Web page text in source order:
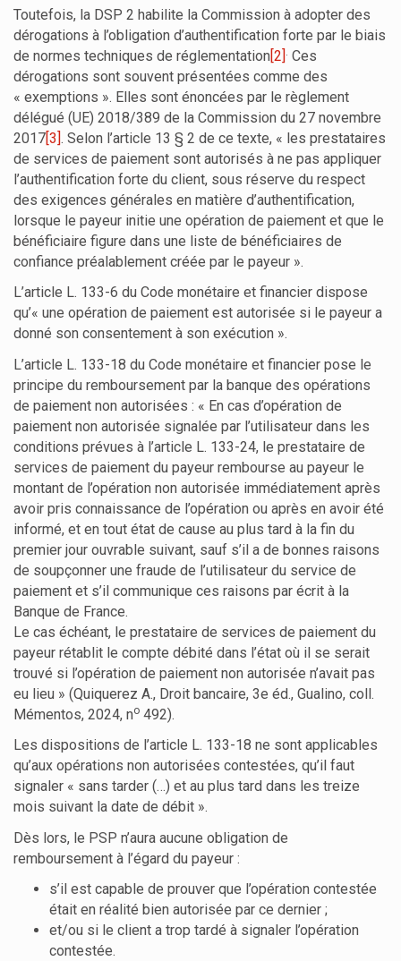
Toutefois, la DSP 2 habilite la Commission à adopter des
dérogations à l’obligation d’authentification forte par le biais
de normes techniques de réglementation[2] Ces
dérogations sont souvent présentées comme des
« exemptions ». Elles sont énoncées par le règlement
délégué (UE) 2018/389 de la Commission du 27 novembre
2017[3]. Selon l’article 13 § 2 de ce texte, « les prestataires
de services de paiement sont autorisés à ne pas appliquer
l’authentification forte du client, sous réserve du respect
des exigences générales en matière d’authentification,
lorsque le payeur initie une opération de paiement et que le
bénéficiaire figure dans une liste de bénéficiaires de
confiance préalablement créée par le payeur ».
L’article L. 133-6 du Code monétaire et financier dispose
qu’« une opération de paiement est autorisée si le payeur a
donné son consentement à son exécution ».
L’article L. 133-18 du Code monétaire et financier pose le
principe du remboursement par la banque des opérations
de paiement non autorisées : « En cas d’opération de
paiement non autorisée signalée par l’utilisateur dans les
conditions prévues à l’article L. 133-24, le prestataire de
services de paiement du payeur rembourse au payeur le
montant de l’opération non autorisée immédiatement après
avoir pris connaissance de l’opération ou après en avoir été
informé, et en tout état de cause au plus tard à la fin du
premier jour ouvrable suivant, sauf s’il a de bonnes raisons
de soupçonner une fraude de l’utilisateur du service de
paiement et s’il communique ces raisons par écrit à la
Banque de France.
Le cas échéant, le prestataire de services de paiement du
payeur rétablit le compte débité dans l’état où il se serait
trouvé si l’opération de paiement non autorisée n’avait pas
eu lieu » (Quiquerez A., Droit bancaire, 3e éd., Gualino, coll.
Mémentos, 2024, no 492).
Les dispositions de l’article L. 133-18 ne sont applicables
qu’aux opérations non autorisées contestées, qu’il faut
signaler « sans tarder (…) et au plus tard dans les treize
mois suivant la date de débit ».
Dès lors, le PSP n’aura aucune obligation de
remboursement à l’égard du payeur :
s’il est capable de prouver que l’opération contestée
était en réalité bien autorisée par ce dernier ;
et/ou si le client a trop tardé à signaler l’opération
contestée.